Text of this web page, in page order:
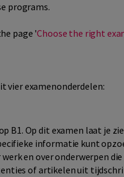
programs.
page 'Choose the right
vier examenonderdelen:
B1. Op dit examen laat je
informatie kunt
en over onderwerpen
of artikelen uit